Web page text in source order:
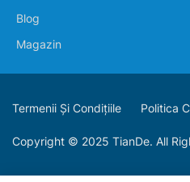
Blog
Magazin
Copyright © 2025 TianDe. All
Termenii Și Condițiile Politica